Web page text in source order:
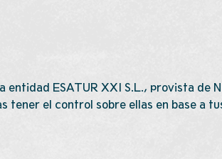
entidad ESATUR XXI S.L., provista de
el control sobre ellas en base a